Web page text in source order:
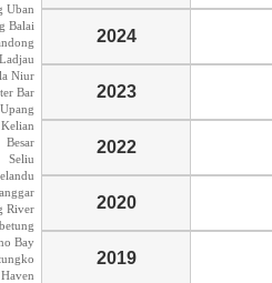
Uban
Balai
Niur
Bar
Upang
Besar
Seliu
River
Bay
2024
2023
2022
2020
2019